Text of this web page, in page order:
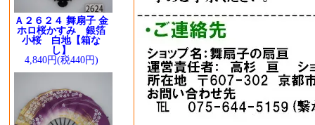
Ａ２６２４ 舞扇子 金
ホロ桜かすみ 銀箔
小桜 白地【箱な
し】
4,840円(税440円)